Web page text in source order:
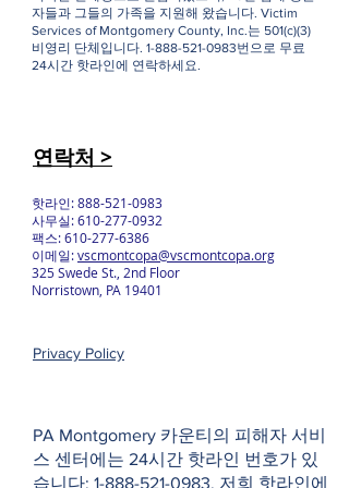
자들과 그들의 가족을 지원해 왔습니다. Victim
Services of Montgomery County, Inc.는 501(c)(3)
비영리 단체입니다. 1-888-521-0983번으로 무료
24시간 핫라인에 연락하세요.
연락처 >
핫라인:888-521-0983
사무실:610-277-0932
팩스:610-277-6386
이메일:vscmontcopa@vscmontcopa.org
325 Swede St., 2nd Floor
Norristown, PA 19401
Privacy Policy
PA Montgomery 카운티의 피해자 서비
스 센터에는 24시간 핫라인 번호가 있
습니다: 1-888-521-0983. 저희 핫라인에